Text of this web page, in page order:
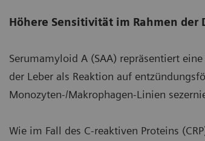
Höhere Sensitivität im Rahmen der
Serumamyloid A (SAA) repräsentiert
der Leber als Reaktion auf
Monozyten-/Makrophagen-Linien
Wie im Fall des C-reaktiven Proteins